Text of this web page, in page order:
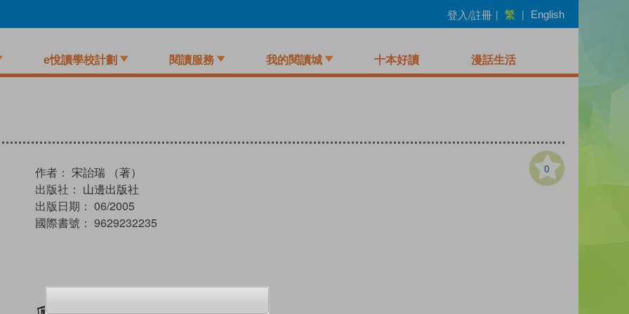
登入/註冊 | 繁 | English
e悅讀學校計劃 閱讀服務 我的閱讀城 十本好讀 漫話生活
0
作者： 宋詒瑞 （著）
出版社： 山邊出版社
出版日期： 06/2005
國際書號： 9629232235